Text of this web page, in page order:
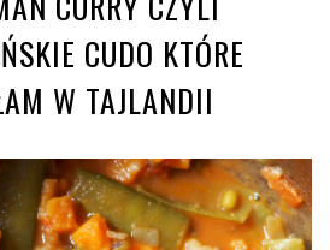
CUDO KTÓRE
W TAJLANDII